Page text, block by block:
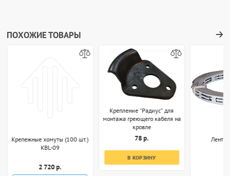
ПОХОЖИЕ ТОВАРЫ
Крепежные хомуты (100 шт.)
KBL-09
2 720 р.
Крепление "Радиус" для
монтажа греющего кабеля на
кровле
78 р.
В КОРЗИНУ
Лента